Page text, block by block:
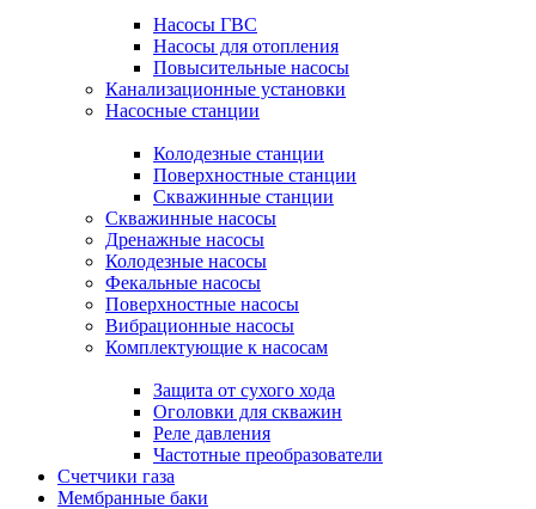
Насосы ГВС
Насосы для отопления
Повысительные насосы
Канализационные установки
Насосные станции
Колодезные станции
Поверхностные станции
Скважинные станции
Скважинные насосы
Дренажные насосы
Колодезные насосы
Фекальные насосы
Поверхностные насосы
Вибрационные насосы
Комплектующие к насосам
Защита от сухого хода
Оголовки для скважин
Реле давления
Частотные преобразователи
Счетчики газа
Мембранные баки